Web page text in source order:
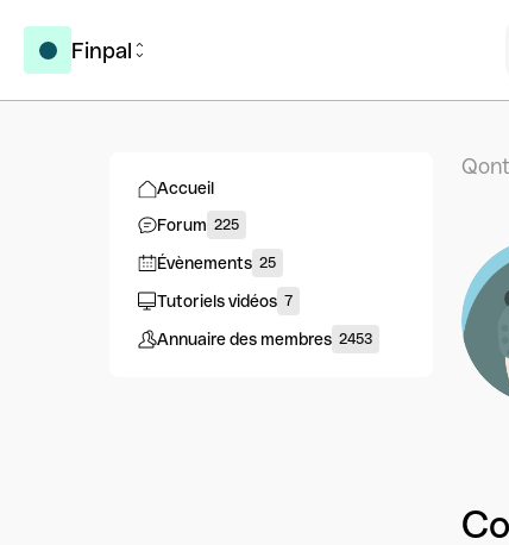
Finpal
Accueil
Forum 225
Évènements 25
Tutoriels vidéos 7
Annuaire des membres 2453